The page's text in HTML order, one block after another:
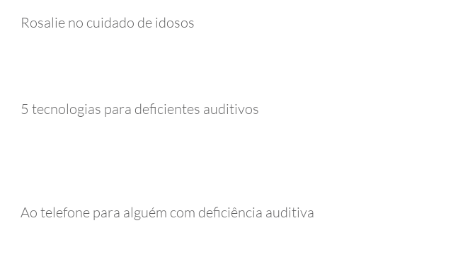
Rosalie no cuidado de idosos
5 tecnologias para deficientes auditivos
Ao telefone para alguém com deficiência auditiva